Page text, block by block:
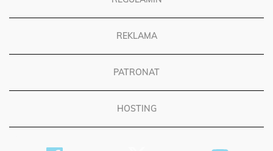
REGULAMIN
REKLAMA
PATRONAT
HOSTING